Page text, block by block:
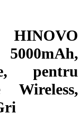
pentru
Wireless,